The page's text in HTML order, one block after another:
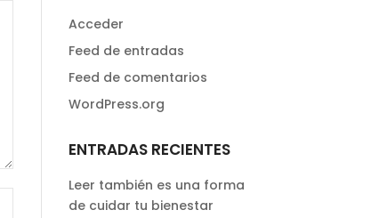
Acceder
Feed de entradas
Feed de comentarios
WordPress.org
ENTRADAS RECIENTES
Leer también es una forma
de cuidar tu bienestar